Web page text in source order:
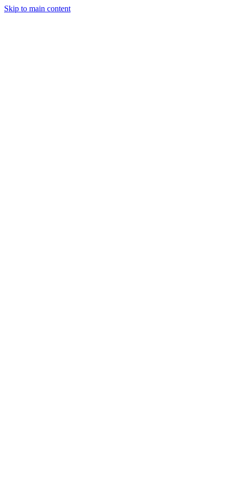
Skip to main content